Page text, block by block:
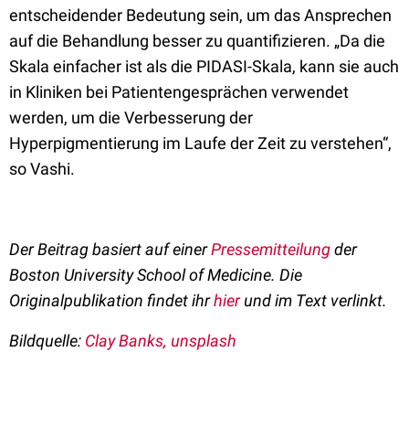
entscheidender Bedeutung sein, um das Ansprechen
auf die Behandlung besser zu quantifizieren. „Da die
Skala einfacher ist als die PIDASI-Skala, kann sie auch
in Kliniken bei Patientengesprächen verwendet
werden, um die Verbesserung der
Hyperpigmentierung im Laufe der Zeit zu verstehen“,
so Vashi.
Der Beitrag basiert auf einerPressemitteilungder
Boston University School of Medicine. Die
Originalpublikation findet ihrhierund im Text verlinkt.
Bildquelle: Clay Banks, unsplash